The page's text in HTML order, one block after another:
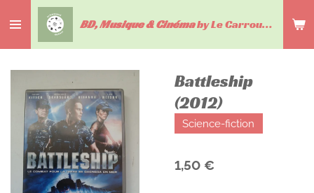
au
contenu
BD, Musique & Cinémaby Le Carrousel du livre
Battleship
(2012)
Science-fiction
1,50 €